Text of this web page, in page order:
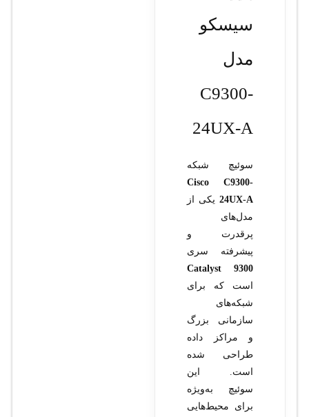
سیسکو
مدل
C9300-
24UX-A
سوئیچ شبکه
Cisco C9300-
24UX-Aیکی از
مدل‌های
پرقدرت و
پیشرفته سری
Catalyst 9300
است که برای
شبکه‌های
سازمانی بزرگ
و مراکز داده
طراحی شده
است. این
سوئیچ به‌ویژه
برای محیط‌هایی